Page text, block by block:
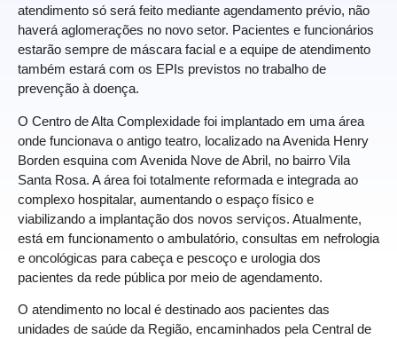
atendimento só será feito mediante agendamento prévio, não
haverá aglomerações no novo setor. Pacientes e funcionários
estarão sempre de máscara facial e a equipe de atendimento
também estará com os EPIs previstos no trabalho de
prevenção à doença.
O Centro de Alta Complexidade foi implantado em uma área
onde funcionava o antigo teatro, localizado na Avenida Henry
Borden esquina com Avenida Nove de Abril, no bairro Vila
Santa Rosa. A área foi totalmente reformada e integrada ao
complexo hospitalar, aumentando o espaço físico e
viabilizando a implantação dos novos serviços. Atualmente,
está em funcionamento o ambulatório, consultas em nefrologia
e oncológicas para cabeça e pescoço e urologia dos
pacientes da rede pública por meio de agendamento.
O atendimento no local é destinado aos pacientes das
unidades de saúde da Região, encaminhados pela Central de